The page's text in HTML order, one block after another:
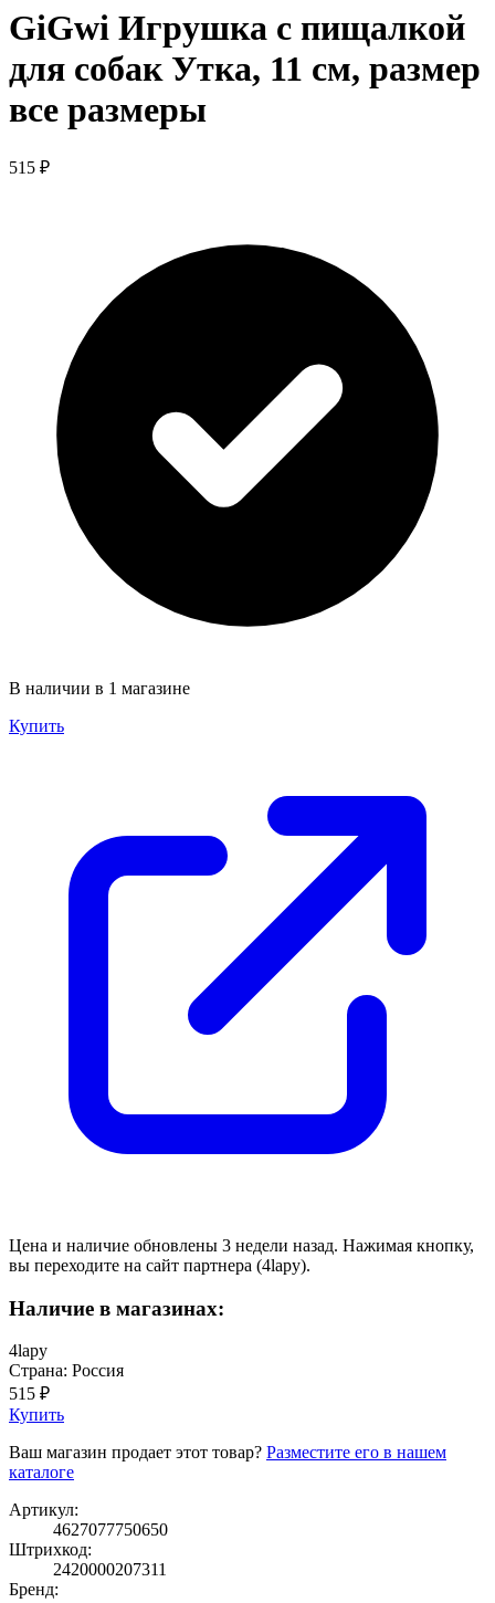
GiGwi Игрушка с пищалкой
для собак Утка, 11 см, размер
все размеры
515 ₽
В наличии в 1 магазине
Купить
Цена и наличие обновлены 3 недели назад. Нажимая кнопку,
вы переходите на сайт партнера (4lapy).
Наличие в магазинах:
4lapy
Страна: Россия
515 ₽
Купить
Ваш магазин продает этот товар? Разместите его в нашем
каталоге
Артикул:
4627077750650
Штрихкод:
2420000207311
Бренд: